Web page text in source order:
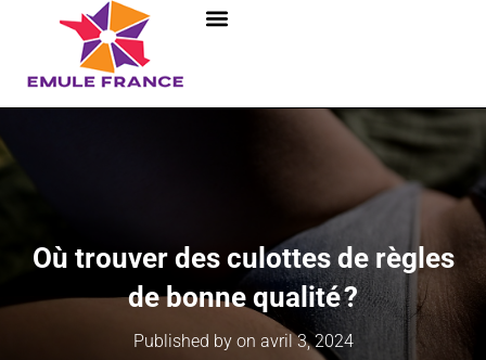
Où trouver des culottes de règles
de bonne qualité ?
Published by on avril 3, 2024